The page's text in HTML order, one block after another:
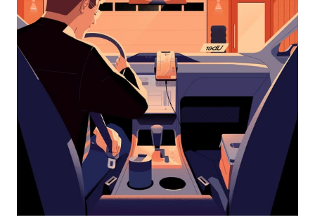
dato.
Trykk
på
Esc-
knappen
kalenderen.